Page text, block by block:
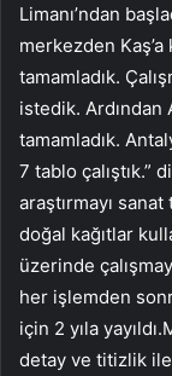
Limanı’ndan
merkezden Kaş’a
tamamladık.
istedik. Ardından
tamamladık.
7 tablo çalıştık.”
araştırmayı
doğal kağıtlar
üzerinde
her işlemden
için 2 yıla
detay ve titizlik ile